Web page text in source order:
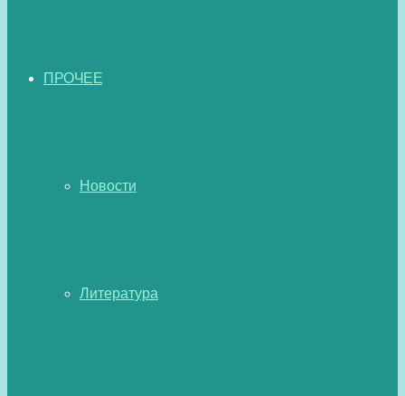
ПРОЧЕЕ
Новости
Литература